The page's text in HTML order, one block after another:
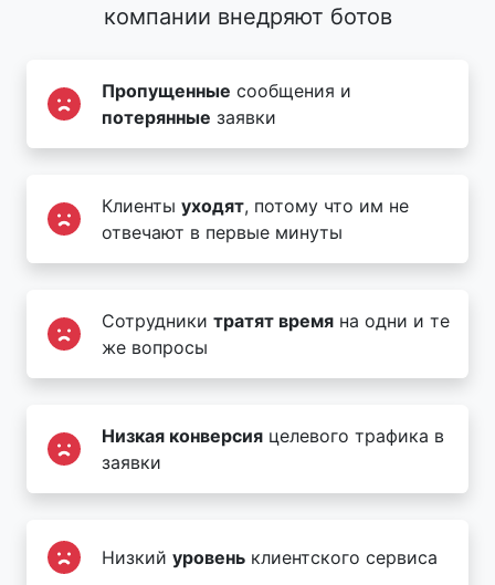
компании внедряют ботов
Пропущенные сообщения и
потерянные заявки
Клиенты уходят, потому что им не
отвечают в первые минуты
Сотрудники тратят время на одни и те
же вопросы
Низкая конверсия целевого трафика в
заявки
Низкий уровень клиентского сервиса